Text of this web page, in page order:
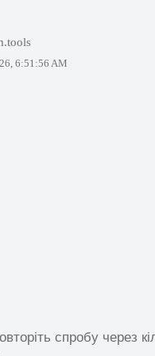
6:51:56 AM
спробу через